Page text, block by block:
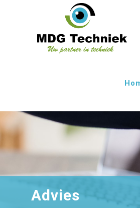
Advies